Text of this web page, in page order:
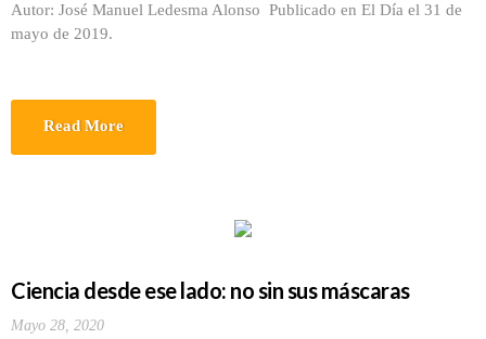
Autor: José Manuel Ledesma Alonso Publicado en El Día el 31 de
mayo de 2019.
Read More
Ciencia desde ese lado: no sin sus máscaras
Mayo 28, 2020